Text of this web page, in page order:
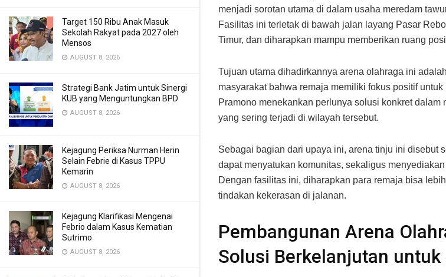
Target 150 Ribu Anak Masuk
Sekolah Rakyat pada 2027 oleh
Mensos
AUGUST 8, 2026
Strategi Bank Jatim untuk Sinergi
KUB yang Menguntungkan BPD
AUGUST 8, 2026
Kejagung Periksa Nurman Herin
Selain Febrie di Kasus TPPU
Kemarin
AUGUST 8, 2026
Kejagung Klarifikasi Mengenai
Febrio dalam Kasus Kematian
Sutrimo
AUGUST 8, 2026
menjadi sorotan utama di dalam usaha meredam
Fasilitas ini terletak di bawah jalan layang Pasar
Timur, dan diharapkan mampu memberikan ruang
Tujuan utama dihadirkannya arena olahraga ini
masyarakat bahwa remaja memiliki fokus positif
Pramono menekankan perlunya solusi konkret dalam
yang sering terjadi di wilayah tersebut.
Sebagai bagian dari upaya ini, arena tinju ini disebut
dapat menyatukan komunitas, sekaligus
Dengan fasilitas ini, diharapkan para remaja bisa
tindakan kekerasan di jalanan.
Pembangunan Arena
Solusi Berkelanjutan